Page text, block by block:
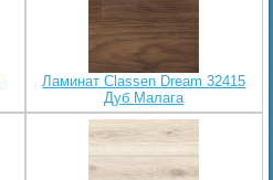
Ламинат Classen Dream 32415
Дуб Малага